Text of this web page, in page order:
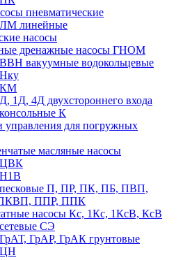
пневматические
линейные
насосы
дренажные насосы ГНОМ
вакуумные водокольцевые
КМ
1Д, 4Д двухстороннего входа
К
управления для погружных
масляные насосы
ЦВК
П, ПР, ПК, ПБ, ПВП,
ППР, ППК
насосы Кс, 1Кс, 1КсВ, КсВ
СЭ
ГрАР, ГрАК грунтовые
ЦН